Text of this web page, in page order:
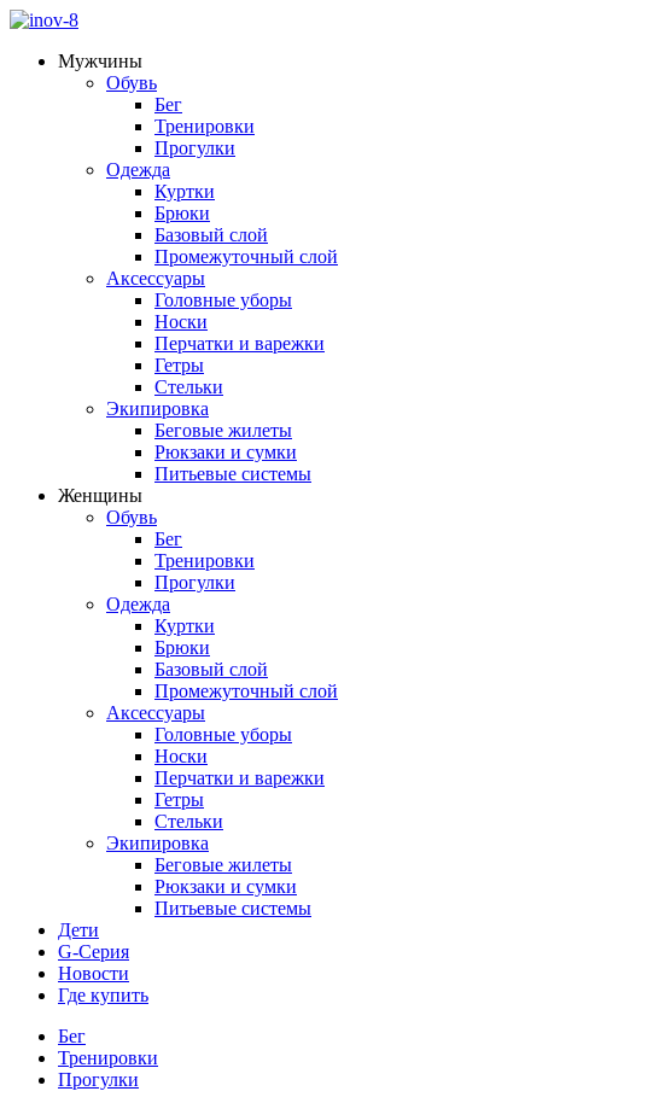
Мужчины
Обувь
Бег
Тренировки
Прогулки
Одежда
Куртки
Брюки
Базовый слой
Промежуточный слой
Аксессуары
Головные уборы
Носки
Перчатки и варежки
Гетры
Стельки
Экипировка
Беговые жилеты
Рюкзаки и сумки
Питьевые системы
Женщины
Обувь
Бег
Тренировки
Прогулки
Одежда
Куртки
Брюки
Базовый слой
Промежуточный слой
Аксессуары
Головные уборы
Носки
Перчатки и варежки
Гетры
Стельки
Экипировка
Беговые жилеты
Рюкзаки и сумки
Питьевые системы
Дети
G-Серия
Новости
Где купить
Бег
Тренировки
Прогулки